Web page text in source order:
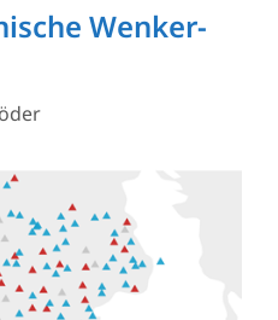
Wenker-